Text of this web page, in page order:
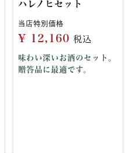
ハレノヒセット
当店特別価格
¥ 12,160 税込
味わい深いお酒のセット。
贈答品に最適です。